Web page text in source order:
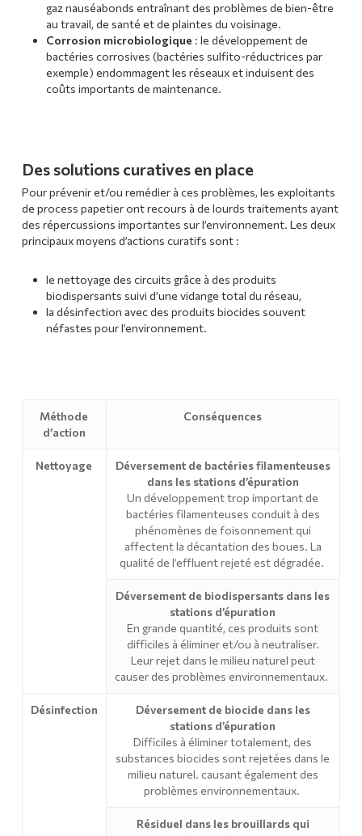
gaz nauséabonds entraînant des problèmes de bien-être
au travail, de santé et de plaintes du voisinage.
Corrosion microbiologique : le développement de
bactéries corrosives (bactéries sulfito-réductrices par
exemple) endommagent les réseaux et induisent des
coûts importants de maintenance.
Des solutions curatives en place
Pour prévenir et/ou remédier à ces problèmes, les exploitants
de process papetier ont recours à de lourds traitements ayant
des répercussions importantes sur l’environnement. Les deux
principaux moyens d’actions curatifs sont :
le nettoyage des circuits grâce à des produits
biodispersants suivi d’une vidange total du réseau,
la désinfection avec des produits biocides souvent
néfastes pour l’environnement.
Méthode
d’action
Conséquences
Nettoyage
Déversement de bactéries filamenteuses
dans les stations d’épuration
Un développement trop important de
bactéries filamenteuses conduit à des
phénomènes de foisonnement qui
affectent la décantation des boues. La
qualité de l’effluent rejeté est dégradée.
Déversement de biodispersants dans les
stations d’épuration
En grande quantité, ces produits sont
difficiles à éliminer et/ou à neutraliser.
Leur rejet dans le milieu naturel peut
causer des problèmes environnementaux.
Désinfection
Déversement de biocide dans les
stations d’épuration
Difficiles à éliminer totalement, des
substances biocides sont rejetées dans le
milieu naturel. causant également des
problèmes environnementaux.
Résiduel dans les brouillards qui